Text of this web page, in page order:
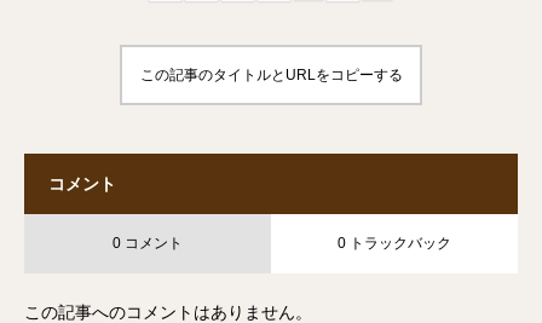
この記事のタイトルとURLをコピーする
コメント
0 コメント 0 トラックバック
この記事へのコメントはありません。